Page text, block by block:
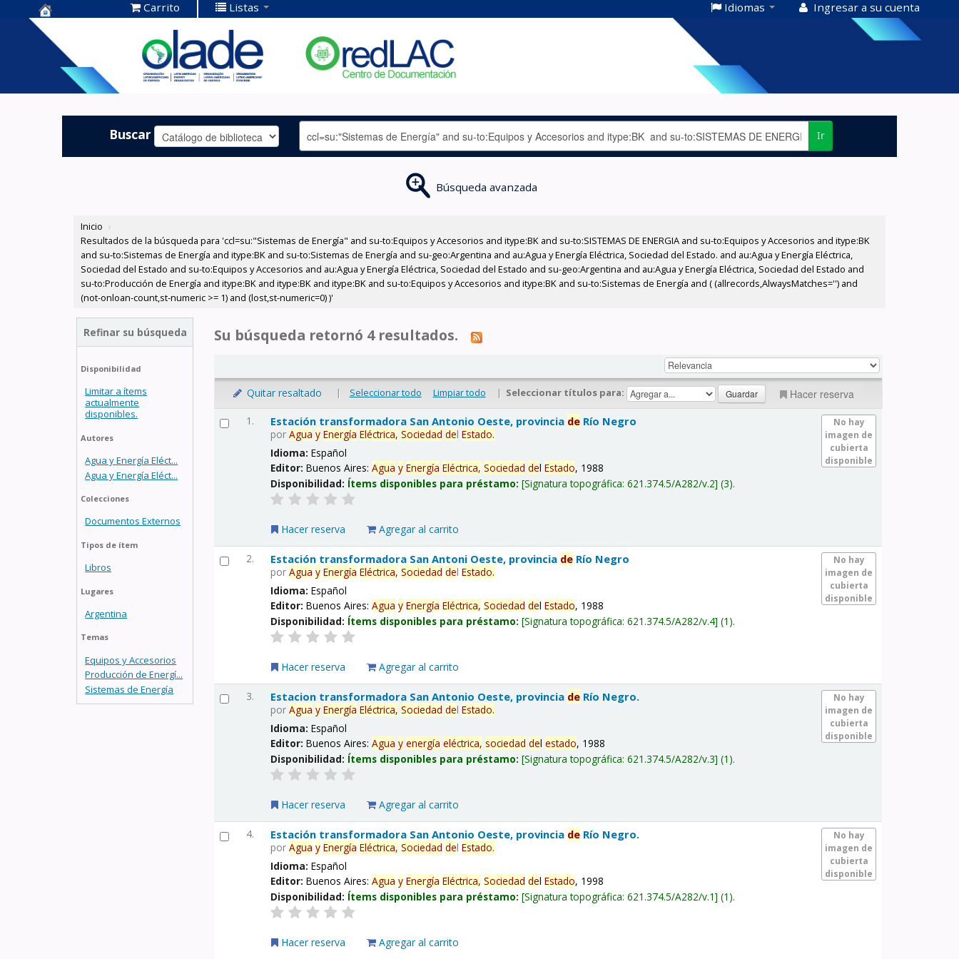
Centro de
Documentación
OLADE -
Carrito Listas Idiomas Ingresar a su cuenta
Buscar Ir
Búsqueda avanzada
Inicio ›
Resultados de la búsqueda para 'ccl=su:"Sistemas de Energía" and su-to:Equipos y Accesorios and itype:BK and su-to:SISTEMAS DE ENERGIA and su-to:Equipos y Accesorios and itype:BK
and su-to:Sistemas de Energía and itype:BK and su-to:Sistemas de Energía and su-geo:Argentina and au:Agua y Energía Eléctrica, Sociedad del Estado. and au:Agua y Energía Eléctrica,
Sociedad del Estado and su-to:Equipos y Accesorios and au:Agua y Energía Eléctrica, Sociedad del Estado and su-geo:Argentina and au:Agua y Energía Eléctrica, Sociedad del Estado and
su-to:Producción de Energía and itype:BK and itype:BK and itype:BK and su-to:Equipos y Accesorios and itype:BK and su-to:Sistemas de Energía and ( (allrecords,AlwaysMatches='') and
(not-onloan-count,st-numeric >= 1) and (lost,st-numeric=0) )'
Refinar su búsqueda
Disponibilidad
Limitar a ítems
actualmente
disponibles.
Autores
Agua y Energía Eléct...
Agua y Energía Eléct...
Colecciones
Documentos Externos
Tipos de ítem
Libros
Lugares
Argentina
Temas
Equipos y Accesorios
Producción de Energí...
Sistemas de Energía
Su búsqueda retornó 4 resultados.
Quitar resaltado | Seleccionar todo Limpiar todo | Seleccionar títulos para: Hacer reserva
1.
No hay
imagen de
cubierta
disponible
Estación transformadora San Antonio Oeste, provincia de Río Negro
porAgua y Energía Eléctrica, Sociedad delEstado.
Idioma:Español
Editor:Buenos Aires:Agua y Energía Eléctrica, Sociedad delEstado, 1988
Disponibilidad: Ítems disponibles para préstamo: Signatura topográfica:621.374.5/A282/v.2 (3).
Hacer reserva Agregar al carrito
2.
No hay
imagen de
cubierta
disponible
Estación transformadora San Antoni Oeste, provincia de Río Negro
porAgua y Energía Eléctrica, Sociedad delEstado.
Idioma:Español
Editor:Buenos Aires:Agua y Energía Eléctrica, Sociedad delEstado, 1988
Disponibilidad: Ítems disponibles para préstamo: Signatura topográfica:621.374.5/A282/v.4 (1).
Hacer reserva Agregar al carrito
3.
No hay
imagen de
cubierta
disponible
Estacion transformadora San Antonio Oeste, provincia de Río Negro.
porAgua y Energía Eléctrica, Sociedad delEstado.
Idioma:Español
Editor:Buenos Aires:Agua y energía eléctrica, sociedad delestado, 1988
Disponibilidad: Ítems disponibles para préstamo: Signatura topográfica:621.374.5/A282/v.3 (1).
Hacer reserva Agregar al carrito
4.
No hay
imagen de
cubierta
disponible
Estación transformadora San Antonio Oeste, provincia de Río Negro.
porAgua y Energía Eléctrica, Sociedad delEstado.
Idioma:Español
Editor:Buenos Aires:Agua y Energía Eléctrica, Sociedad delEstado, 1998
Disponibilidad: Ítems disponibles para préstamo: Signatura topográfica:621.374.5/A282/v.1 (1).
Hacer reserva Agregar al carrito